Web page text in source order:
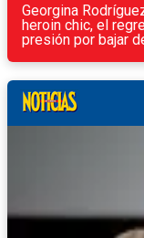
Georgina
heroin chic, el
presión por bajar